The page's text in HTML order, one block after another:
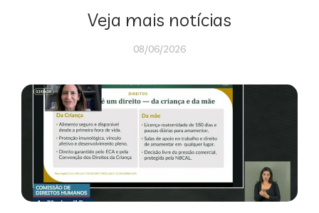
Veja mais notícias
08/06/2026